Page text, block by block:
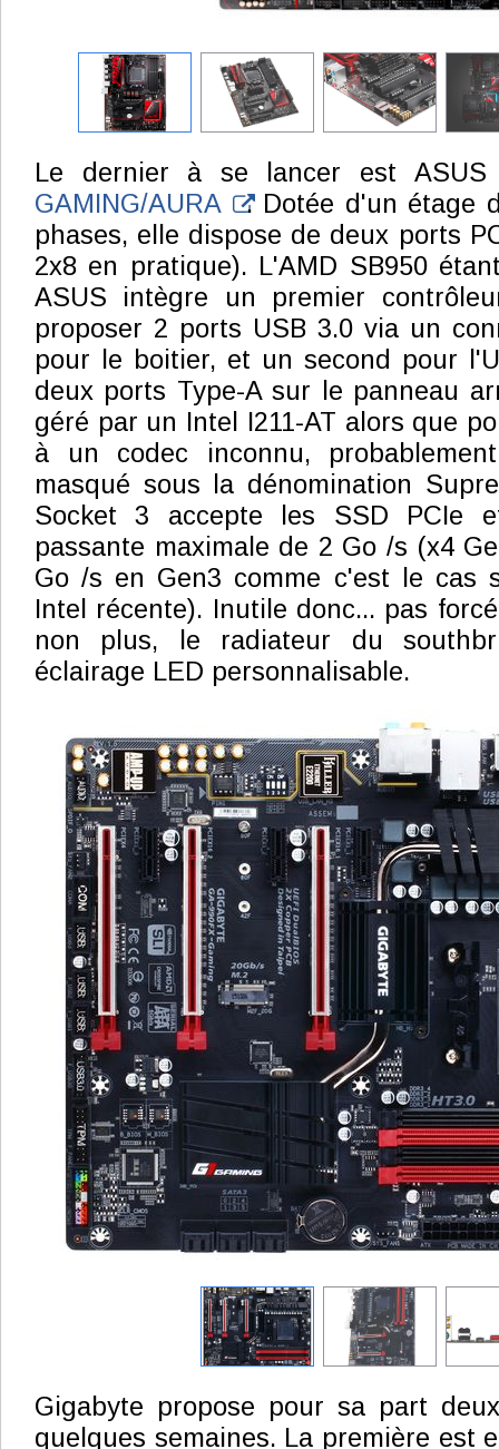
Le dernier à se lancer est
GAMING/AURA
. Dotée d'un étage
phases, elle dispose de deux ports
2x8 en pratique). L'AMD SB950
ASUS intègre un premier
proposer 2 ports USB 3.0 via un
pour le boitier, et un second pour
deux ports Type-A sur le panneau
géré par un Intel I211-AT alors que
à un codec inconnu,
masqué sous la dénomination
Socket 3 accepte les SSD PCIe
passante maximale de 2 Go /s (x4
Go /s en Gen3 comme c'est le cas
Intel récente). Inutile donc... pas
non plus, le radiateur du
éclairage LED personnalisable.
Gigabyte propose pour sa part
quelques semaines. La première est